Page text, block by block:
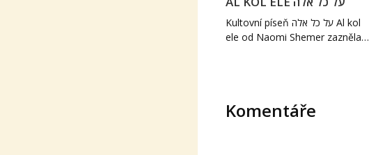
Kultovní píseň על כל אלה Al kol
ele od Naomi Shemer zazněla…
Komentáře